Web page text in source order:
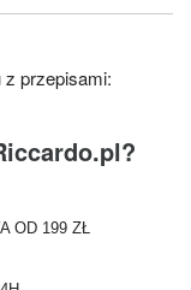
przepisami:
OD 199 ZŁ